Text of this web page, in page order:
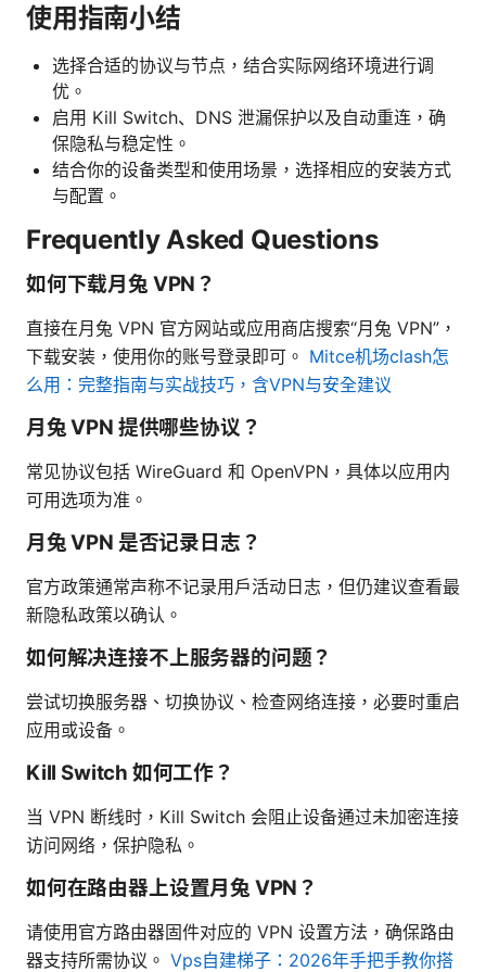
使用指南小结
选择合适的协议与节点，结合实际网络环境进行调
优。
启用 Kill Switch、DNS 泄漏保护以及自动重连，确
保隐私与稳定性。
结合你的设备类型和使用场景，选择相应的安装方式
与配置。
Frequently Asked Questions
如何下载月兔 VPN？
直接在月兔 VPN 官方网站或应用商店搜索“月兔 VPN”，
下载安装，使用你的账号登录即可。 Mitce机场clash怎
么用：完整指南与实战技巧，含VPN与安全建议
月兔 VPN 提供哪些协议？
常见协议包括 WireGuard 和 OpenVPN，具体以应用内
可用选项为准。
月兔 VPN 是否记录日志？
官方政策通常声称不记录用户活动日志，但仍建议查看最
新隐私政策以确认。
如何解决连接不上服务器的问题？
尝试切换服务器、切换协议、检查网络连接，必要时重启
应用或设备。
Kill Switch 如何工作？
当 VPN 断线时，Kill Switch 会阻止设备通过未加密连接
访问网络，保护隐私。
如何在路由器上设置月兔 VPN？
请使用官方路由器固件对应的 VPN 设置方法，确保路由
器支持所需协议。 Vps自建梯子：2026年手把手教你搭